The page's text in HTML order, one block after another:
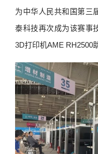
为中华人民共和国第三
泰科技再次成为该赛事
3D打印机AME RH2500